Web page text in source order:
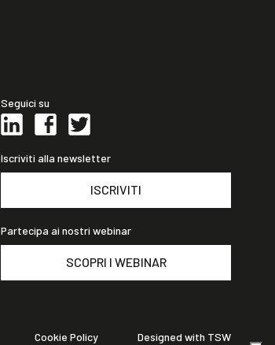
Seguici su
Iscriviti alla newsletter
ISCRIVITI
Partecipa ai nostri webinar
SCOPRI I WEBINAR
Cookie Policy Designed with TSW